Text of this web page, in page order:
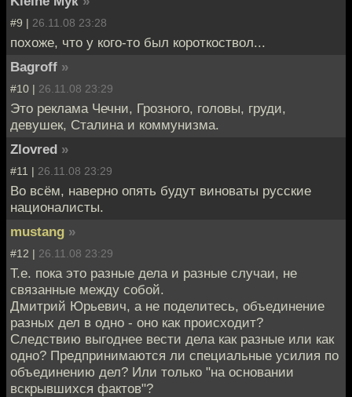
#9 | 26.11.08 23:28
похоже, что у кого-то был короткоствол...
Bagroff »
#10 | 26.11.08 23:29
Это реклама Чечни, Грозного, головы, груди,
девушек, Сталина и коммунизма.
Zlovred »
#11 | 26.11.08 23:29
Во всём, наверно опять будут виноваты русские
националисты.
mustang »
#12 | 26.11.08 23:29
Т.е. пока это разные дела и разные случаи, не
связанные между собой.
Дмитрий Юрьевич, а не поделитесь, объединение
разных дел в одно - оно как происходит?
Следствию выгоднее вести дела как разные или как
одно? Предпринимаются ли специальные усилия по
объединению дел? Или только "на основании
вскрывшихся фактов"?